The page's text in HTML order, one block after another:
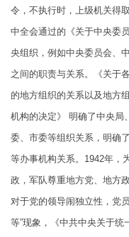
令，不执行时，上级机关得
中全会通过的《关于中央委
央组织，例如中央委员会、
之间的职责与关系。《关于
的地方组织的关系以及地方
机构的决定》 明确了中央局
委、市委等组织关系，明确
等办事机构关系。1942年，
政，军队尊重地方党、地方
对于党的领导闹独立性，党
等”现象，《中共中央关于